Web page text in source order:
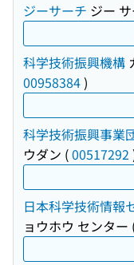
ジーサーチ ジー
科学技術振興機構
00958384)
科学技術振興事業
ウダン (00517292
日本科学技術情報
ョウホウ センター